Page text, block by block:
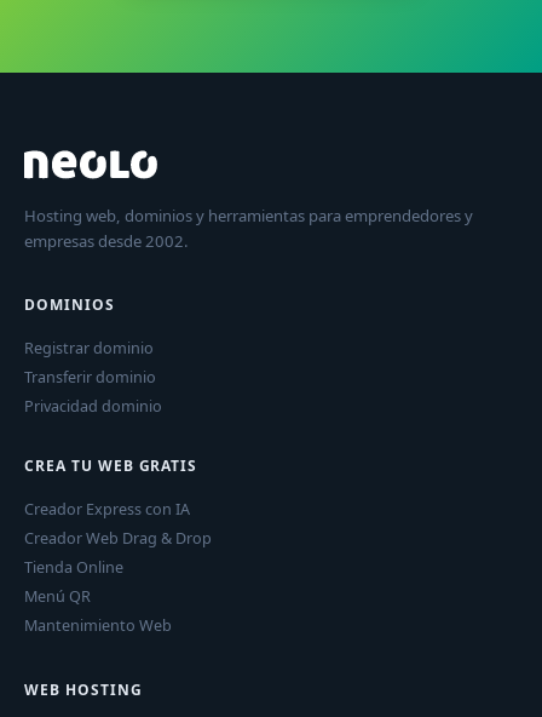
Hosting web, dominios y herramientas para emprendedores y
empresas desde 2002.
DOMINIOS
Registrar dominio
Transferir dominio
Privacidad dominio
CREA TU WEB GRATIS
Creador Express con IA
Creador Web Drag & Drop
Tienda Online
Menú QR
Mantenimiento Web
WEB HOSTING